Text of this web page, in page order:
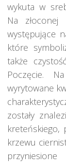
wykuta w
Na
występujące
które
także
Poczęcie.
wyrytowane
zostały
kreteńskiego,
krzewu